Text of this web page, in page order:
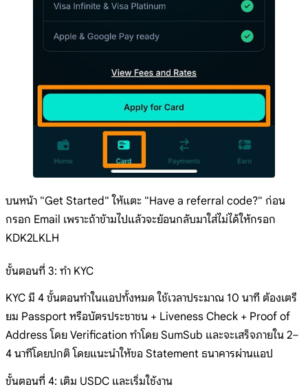
บนหน้า "Get Started" ให้แตะ "Have a referral code?" ก่อน
กรอก Email เพราะถ้าข้ามไปแล้วจะย้อนกลับมาใส่ไม่ได้ให้กรอก
KDK2LKLH
ขั้นตอนที่ 3: ทำ KYC
KYC มี 4 ขั้นตอนทำในแอปทั้งหมด ใช้เวลาประมาณ 10 นาที ต้องเตรี
ยม Passport หรือบัตรประชาชน + Liveness Check + Proof of
Address โดย Verification ทำโดย SumSub และจะเสร็จภายใน 2–
4 นาทีโดยปกติ โดยแนะนำให้ขอ Statement ธนาคารผ่านแอป
ขั้นตอนที่ 4: เติม USDC และเริ่มใช้งาน